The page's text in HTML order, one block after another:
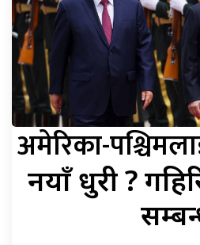
अमेरिका-
नयाँ धुरी ?